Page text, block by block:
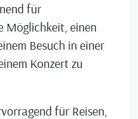
für
Möglichkeit, einen
Besuch in einer
Konzert zu
für Reisen,